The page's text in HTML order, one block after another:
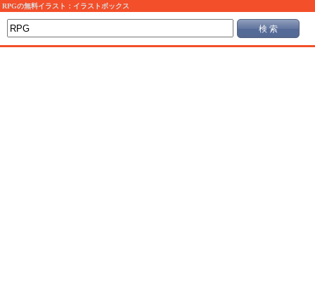
RPGの無料イラスト：イラストボックス
検 索